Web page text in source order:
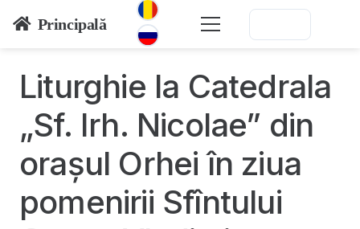
Principală
Liturghie la Catedrala
„Sf. Irh. Nicolae” din
oraşul Orhei în ziua
pomenirii Sfîntului